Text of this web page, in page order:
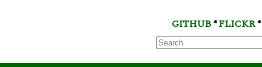
GITHUB*FLICKR*